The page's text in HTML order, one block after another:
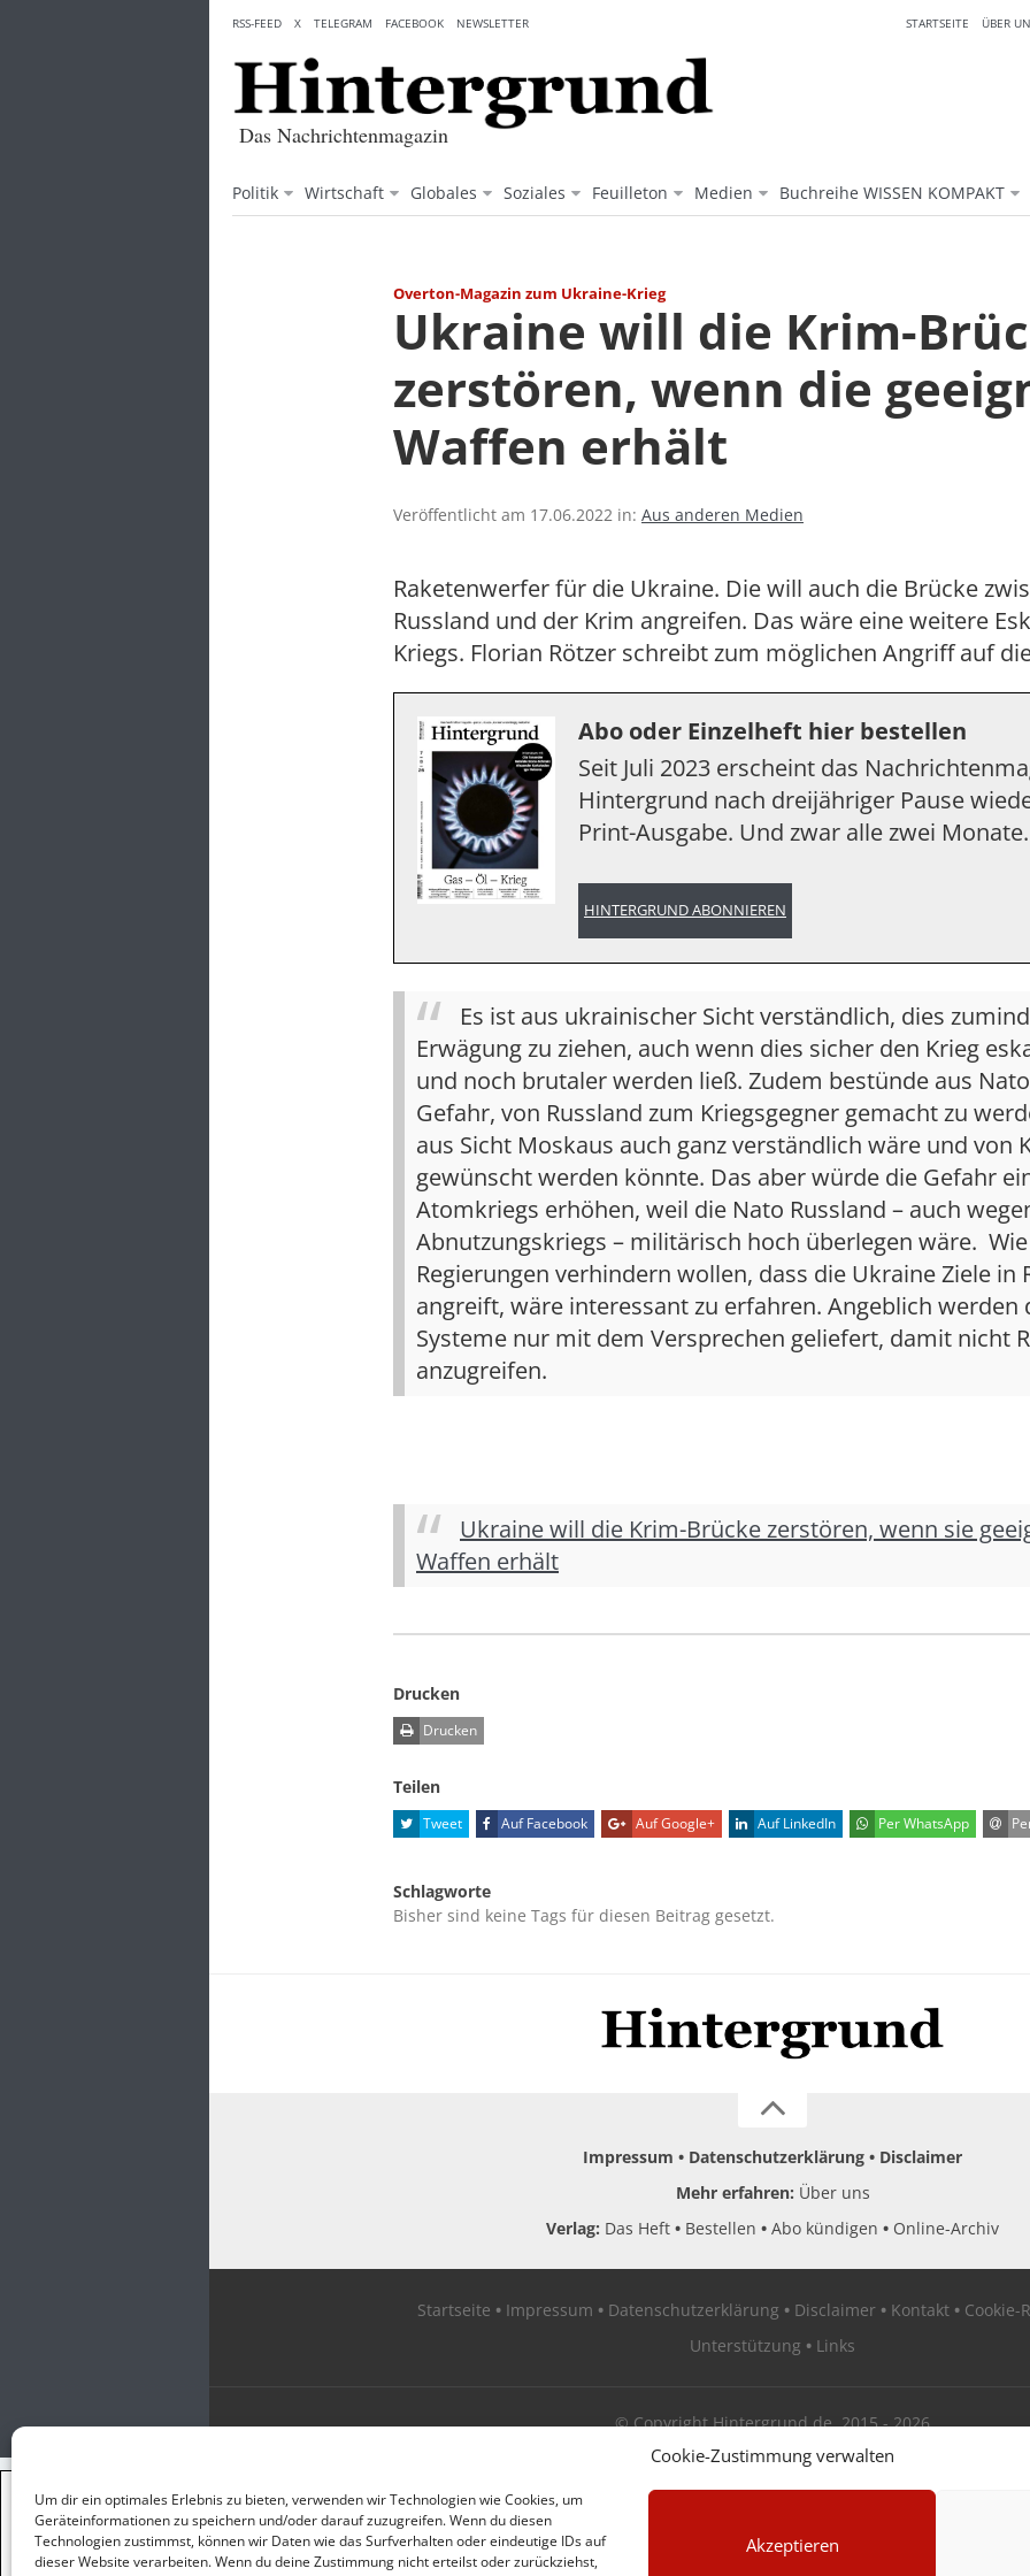
Cookie-Zustimmung verwalten
Um dir ein optimales Erlebnis zu bieten, verwenden wir Technologien wie Cookies, um
Geräteinformationen zu speichern und/oder darauf zuzugreifen. Wenn du diesen
Technologien zustimmst, können wir Daten wie das Surfverhalten oder eindeutige IDs auf
dieser Website verarbeiten. Wenn du deine Zustimmung nicht erteilst oder zurückziehst,
Akzeptieren
content
Das Nachrichtenmagazin
Politik Wirtschaft Globales Soziales Feuilleton Medien Buchreihe WISSEN KOMPAKT
STARTSEITE ÜBER
RSS-FEED X TELEGRAM FACEBOOK NEWSLETTER
Overton-Magazin zum Ukraine-Krieg
Ukraine will die Krim-
zerstören, wenn die
Waffen erhält
Veröffentlicht am 17.06.2022 in: Aus anderen Medien
Raketenwerfer für die Ukraine. Die will auch die Brücke
Russland und der Krim angreifen. Das wäre eine weitere
Kriegs. Florian Rötzer schreibt zum möglichen Angriff auf
Abo oder Einzelheft hier bestellen
Seit Juli 2023 erscheint das
Hintergrund nach dreijähriger Pause
Print-Ausgabe. Und zwar alle zwei Monate.
HINTERGRUND ABONNIEREN
Es ist aus ukrainischer Sicht verständlich, dies
Erwägung zu ziehen, auch wenn dies sicher den Krieg
und noch brutaler werden ließ. Zudem bestünde aus
Gefahr, von Russland zum Kriegsgegner gemacht zu
aus Sicht Moskaus auch ganz verständlich wäre und von
gewünscht werden könnte. Das aber würde die Gefahr
Atomkriegs erhöhen, weil die Nato Russland – auch
Abnutzungskriegs – militärisch hoch überlegen wäre.
Regierungen verhindern wollen, dass die Ukraine Ziele in
angreift, wäre interessant zu erfahren. Angeblich werden
Systeme nur mit dem Versprechen geliefert, damit nicht
anzugreifen.
Ukraine will die Krim-Brücke zerstören, wenn sie
Waffen erhält
Drucken
Drucken
Teilen
Tweet Auf Facebook Auf Google+ Auf LinkedIn Per WhatsApp
Schlagworte
Bisher sind keine Tags für diesen Beitrag gesetzt.
Impressum Datenschutzerklärung
Disclaimer
Mehr erfahren: Über uns
Verlag: Das Heft Bestellen Abo kündigen Online-Archiv
Startseite Impressum Datenschutzerklärung Disclaimer Kontakt
Cookie-
Unterstützung
Links
© Copyright Hintergrund.de, 2015 - 2026
Zum Newsletter jetzt kostenlos anmelden
E-Mail
GUTER JOURNALISMUS
KOSTET GELD
×